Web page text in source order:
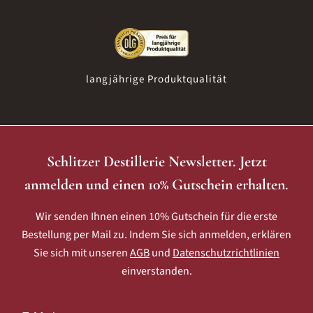
langjährige Produktqualität
Schlitzer Destillerie Newsletter. Jetzt
anmelden und einen 10% Gutschein erhalten.
Wir senden Ihnen einen 10% Gutschein für die erste
Bestellung per Mail zu. Indem Sie sich anmelden, erklären
Sie sich mit unserenAGBund Datenschutzrichtlinien
einverstanden.